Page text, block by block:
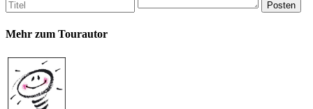
Mehr zum Tourautor